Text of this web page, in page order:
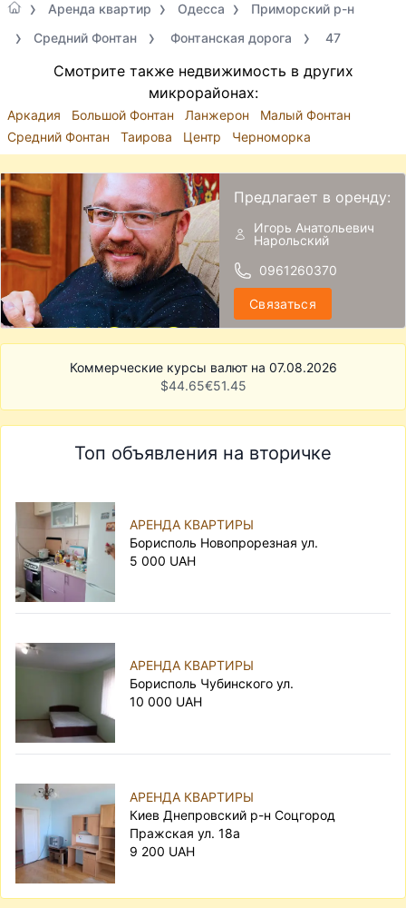
Аренда квартир Одесса
Приморский р-н
Средний Фонтан
Фонтанская дорога 47
Смотрите также недвижимость в других
микрорайонах:
Аркадия Большой Фонтан Ланжерон
Малый Фонтан
Средний Фонтан
Таирова Центр Черноморка
Предлагает в оренду:
Игорь Анатольевич
Нарольский
0961260370
Связаться
Коммерческие курсы валют на 07.08.2026
$44.65€51.45
Топ объявления на вторичке
АРЕНДА КВАРТИРЫ
Борисполь Новопрорезная ул.
5 000 UAH
АРЕНДА КВАРТИРЫ
Борисполь Чубинского ул.
10 000 UAH
АРЕНДА КВАРТИРЫ
Киев Днепровский р-н Соцгород
Пражская ул. 18а
9 200 UAH